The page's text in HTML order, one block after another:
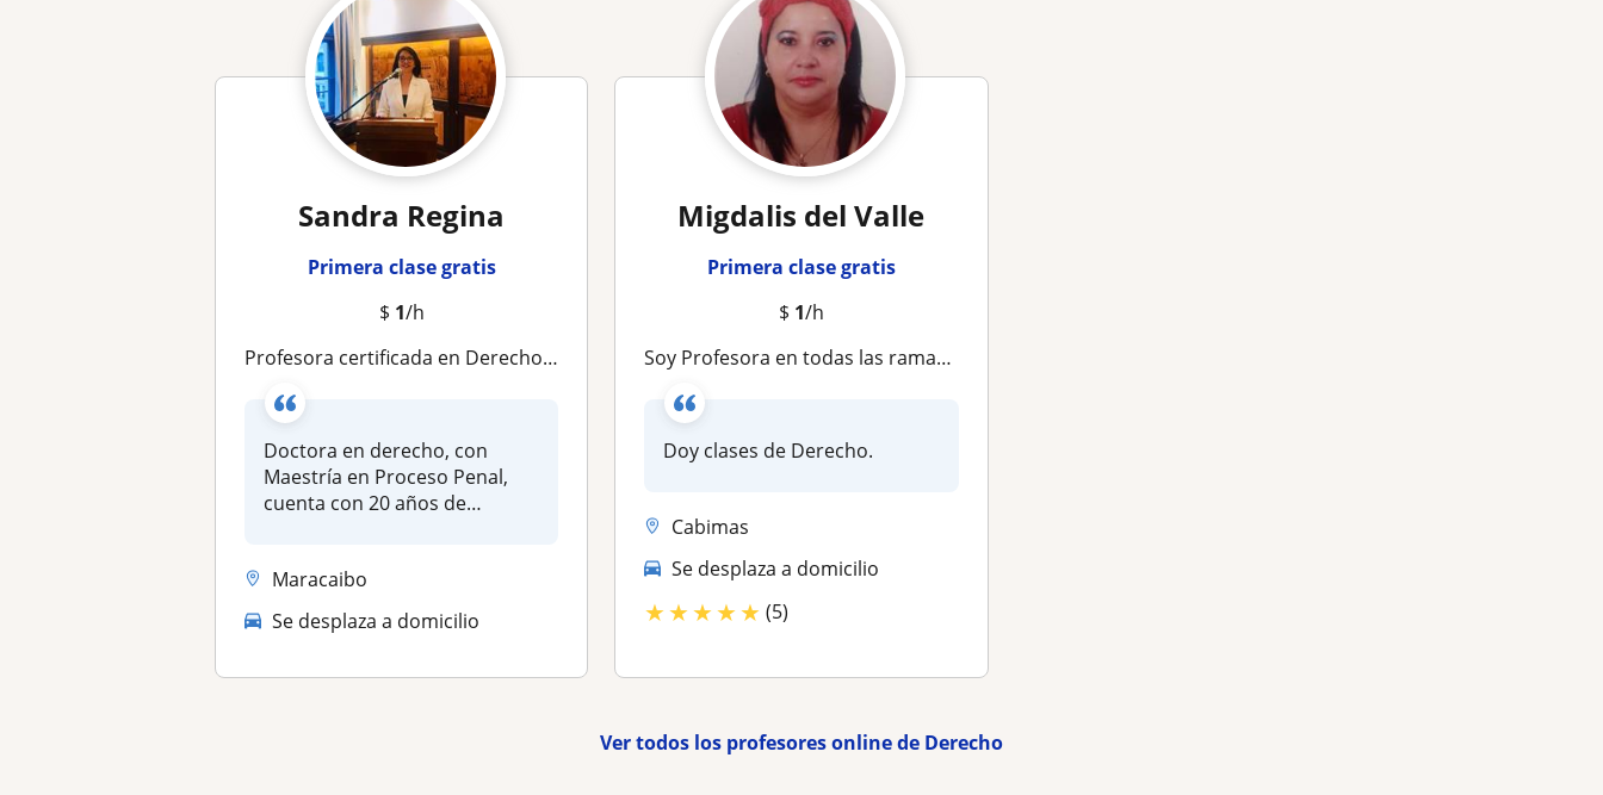
Sandra Regina
Primera clase gratis
$ 1/h
Profesora certificada en Derecho, imparte clases de Derecho penal, administrativo y amparo
Doctora en derecho, con
Maestría en Proceso Penal,
cuenta con 20 años de
Maracaibo
Se desplaza a domicilio
Migdalis del Valle
Primera clase gratis
$ 1/h
Soy Profesora en todas las ramas dell Derecho y tambien doy asesorias en proyectos de tesis
Doy clases de Derecho.
Cabimas
Se desplaza a domicilio
★★★★★ (5)
Ver todos los profesores online de Derecho